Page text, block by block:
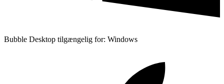
Bubble Desktop tilgængelig for: Windows